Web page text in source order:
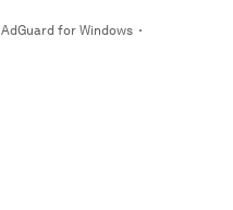
AdGuard for Windows